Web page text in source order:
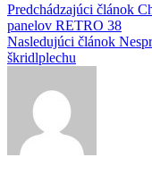
Navigácia
v
článku
Predchádzajúci článok
panelov RETRO 38
Nasledujúci článok
škridlplechu